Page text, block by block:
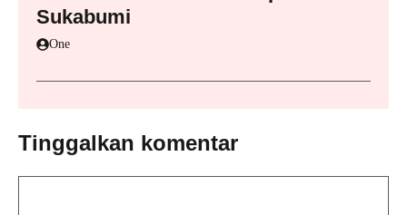
Sukabumi
One
Tinggalkan komentar